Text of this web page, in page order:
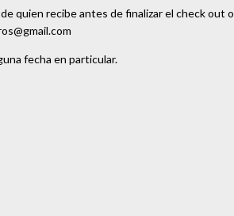
quien recibe antes de finalizar el check out o
fecha en particular.